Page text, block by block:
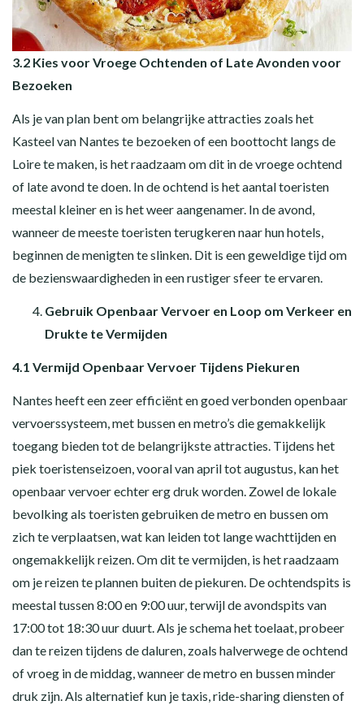
3.2 Kies voor Vroege Ochtenden of Late Avonden voor
Bezoeken
Als je van plan bent om belangrijke attracties zoals het
Kasteel van Nantes te bezoeken of een boottocht langs de
Loire te maken, is het raadzaam om dit in de vroege ochtend
of late avond te doen. In de ochtend is het aantal toeristen
meestal kleiner en is het weer aangenamer. In de avond,
wanneer de meeste toeristen terugkeren naar hun hotels,
beginnen de menigten te slinken. Dit is een geweldige tijd om
de bezienswaardigheden in een rustiger sfeer te ervaren.
Gebruik Openbaar Vervoer en Loop om Verkeer en
Drukte te Vermijden
4.1 Vermijd Openbaar Vervoer Tijdens Piekuren
Nantes heeft een zeer efficiënt en goed verbonden openbaar
vervoerssysteem, met bussen en metro’s die gemakkelijk
toegang bieden tot de belangrijkste attracties. Tijdens het
piek toeristenseizoen, vooral van april tot augustus, kan het
openbaar vervoer echter erg druk worden. Zowel de lokale
bevolking als toeristen gebruiken de metro en bussen om
zich te verplaatsen, wat kan leiden tot lange wachttijden en
ongemakkelijk reizen. Om dit te vermijden, is het raadzaam
om je reizen te plannen buiten de piekuren. De ochtendspits is
meestal tussen 8:00 en 9:00 uur, terwijl de avondspits van
17:00 tot 18:30 uur duurt. Als je schema het toelaat, probeer
dan te reizen tijdens de daluren, zoals halverwege de ochtend
of vroeg in de middag, wanneer de metro en bussen minder
druk zijn. Als alternatief kun je taxis, ride-sharing diensten of